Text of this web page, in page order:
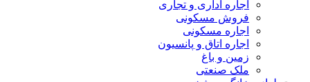
اجاره اداری و تجاری
فروش مسکونی
اجاره مسکونی
اجاره اتاق و پانسیون
زمین و باغ
ملک صنعتی